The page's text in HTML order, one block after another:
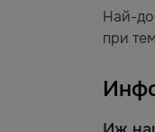
Най-
при